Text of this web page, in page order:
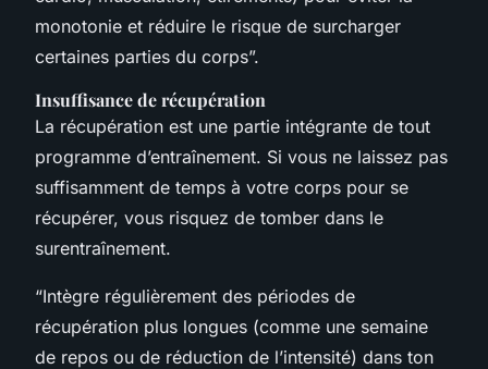
monotonie et réduire le risque de surcharger
certaines parties du corps”.
Insuffisance de récupération
La récupération est une partie intégrante de tout
programme d’entraînement. Si vous ne laissez pas
suffisamment de temps à votre corps pour se
récupérer, vous risquez de tomber dans le
surentraînement.
“Intègre régulièrement des périodes de
récupération plus longues (comme une semaine
de repos ou de réduction de l’intensité) dans ton